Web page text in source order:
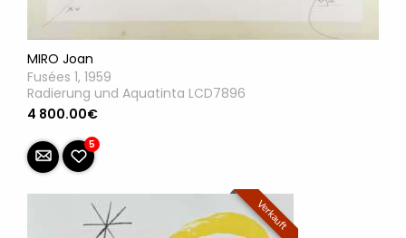
MIRO Joan
Fusées 1, 1959
Radierung und Aquatinta LCD7896
4 800.00€
5
Verkauft